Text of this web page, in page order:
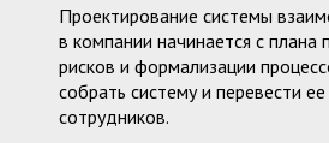
Проектирование системы
в компании начинается с плана
рисков и формализации
собрать систему и перевести
сотрудников.